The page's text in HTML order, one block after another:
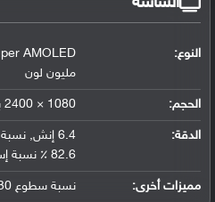
النوع:
مليون لون
الحجم: 1080 × 2400 بكسل، 411 بكسل لكل إنش
الدقة:
82.6 ٪ نسبة إستحواذ الشاشة)
مميزات أخرى: نسبة سطوع 430 nits, أقصى سطوع 600 nits